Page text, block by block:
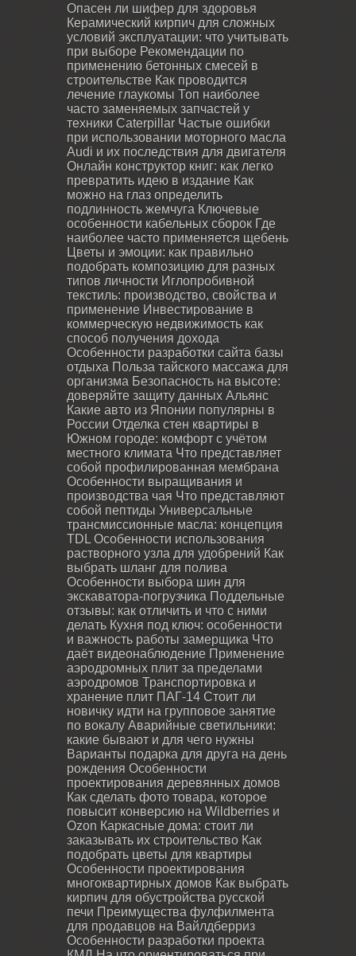
Опасен ли шифер для здоровья
Керамический кирпич для сложных
условий эксплуатации: что учитывать
при выборе Рекомендации по
применению бетонных смесей в
строительстве Как проводится
лечение глаукомы Топ наиболее
часто заменяемых запчастей у
техники Caterpillar Частые ошибки
при использовании моторного масла
Audi и их последствия для двигателя
Онлайн конструктор книг: как легко
превратить идею в издание Как
можно на глаз определить
подлинность жемчуга Ключевые
особенности кабельных сборок Где
наиболее часто применяется щебень
Цветы и эмоции: как правильно
подобрать композицию для разных
типов личности Иглопробивной
текстиль: производство, свойства и
применение Инвестирование в
коммерческую недвижимость как
способ получения дохода
Особенности разработки сайта базы
отдыха Польза тайского массажа для
организма Безопасность на высоте:
доверяйте защиту данных Альянс
Какие авто из Японии популярны в
России Отделка стен квартиры в
Южном городе: комфорт с учётом
местного климата Что представляет
собой профилированная мембрана
Особенности выращивания и
производства чая Что представляют
собой пептиды Универсальные
трансмиссионные масла: концепция
TDL Особенности использования
растворного узла для удобрений Как
выбрать шланг для полива
Особенности выбора шин для
экскаватора-погрузчика Поддельные
отзывы: как отличить и что с ними
делать Кухня под ключ: особенности
и важность работы замерщика Что
даёт видеонаблюдение Применение
аэродромных плит за пределами
аэродромов Транспортировка и
хранение плит ПАГ-14 Стоит ли
новичку идти на групповое занятие
по вокалу Аварийные светильники:
какие бывают и для чего нужны
Варианты подарка для друга на день
рождения Особенности
проектирования деревянных домов
Как сделать фото товара, которое
повысит конверсию на Wildberries и
Ozon Каркасные дома: стоит ли
заказывать их строительство Как
подобрать цветы для квартиры
Особенности проектирования
многоквартирных домов Как выбрать
кирпич для обустройства русской
печи Преимущества фулфилмента
для продавцов на Вайлдберриз
Особенности разработки проекта